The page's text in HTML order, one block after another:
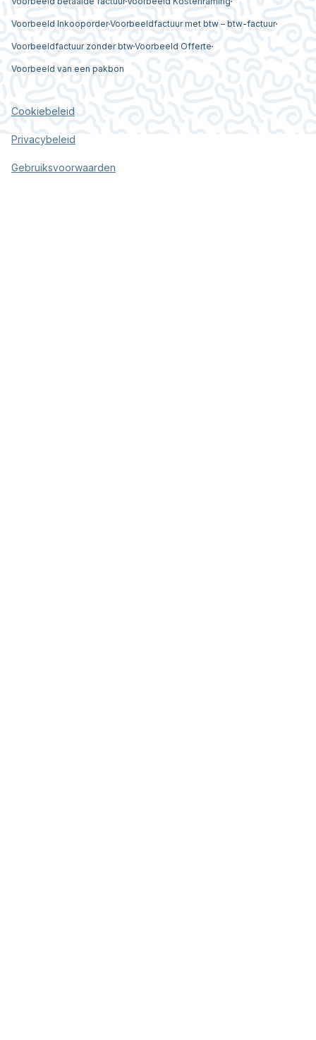
Voorbeeld InkooporderVoorbeeldfactuur met btw – btw-factuur
Voorbeeldfactuur zonder btwVoorbeeld Offerte
Voorbeeld van een pakbon
Cookiebeleid
Privacybeleid
Gebruiksvoorwaarden